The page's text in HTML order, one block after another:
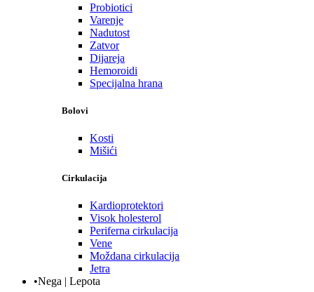
Probiotici
Varenje
Nadutost
Zatvor
Dijareja
Hemoroidi
Specijalna hrana
Bolovi
Kosti
Mišići
Cirkulacija
Kardioprotektori
Visok holesterol
Periferna cirkulacija
Vene
Moždana cirkulacija
Jetra
•Nega | Lepota